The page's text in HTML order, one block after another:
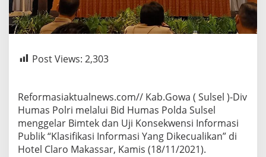
Post Views: 2,303
Reformasiaktualnews.com// Kab.Gowa ( Sulsel )-Div
Humas Polri melalui Bid Humas Polda Sulsel
menggelar Bimtek dan Uji Konsekwensi Informasi
Publik “Klasifikasi Informasi Yang Dikecualikan” di
Hotel Claro Makassar, Kamis (18/11/2021).